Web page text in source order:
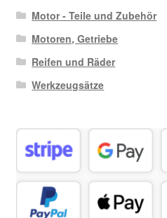
Motor - Teile und Zubehör
Motoren, Getriebe
Reifen und Räder
Werkzeugsätze